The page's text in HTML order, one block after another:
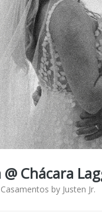
@ Chácara
Casamentos by Justen Jr.